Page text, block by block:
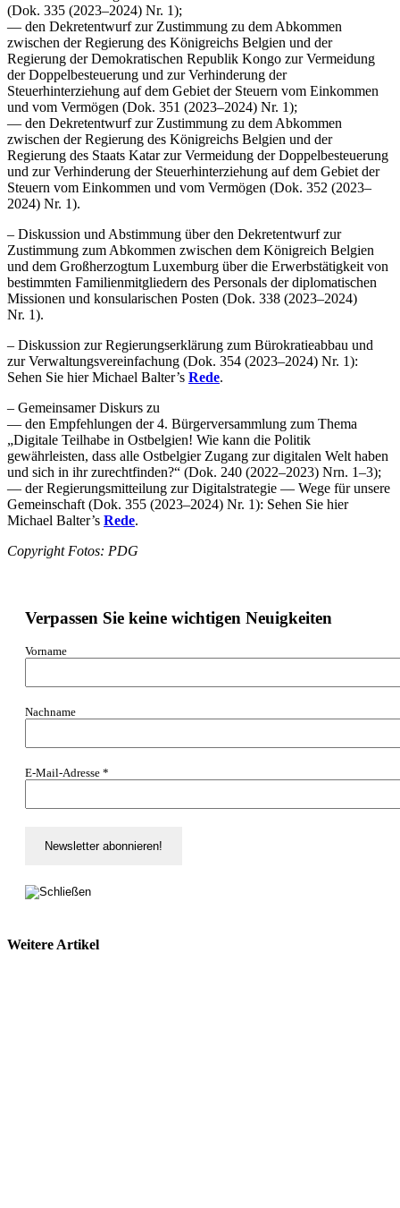
(Dok. 335 (2023–2024) Nr. 1);
— den Dekretentwurf zur Zustimmung zu dem Abkommen
zwischen der Regierung des Königreichs Belgien und der
Regierung der Demokratischen Republik Kongo zur Vermeidung
der Doppelbesteuerung und zur Verhinderung der
Steuerhinterziehung auf dem Gebiet der Steuern vom Einkommen
und vom Vermögen (Dok. 351 (2023–2024) Nr. 1);
— den Dekretentwurf zur Zustimmung zu dem Abkommen
zwischen der Regierung des Königreichs Belgien und der
Regierung des Staats Katar zur Vermeidung der Doppelbesteuerung
und zur Verhinderung der Steuerhinterziehung auf dem Gebiet der
Steuern vom Einkommen und vom Vermögen (Dok. 352 (2023–
2024) Nr. 1).
– Diskussion und Abstimmung über den Dekretentwurf zur
Zustimmung zum Abkommen zwischen dem Königreich Belgien
und dem Großherzogtum Luxemburg über die Erwerbstätigkeit von
bestimmten Familienmitgliedern des Personals der diplomatischen
Missionen und konsularischen Posten (Dok. 338 (2023–2024)
Nr. 1).
– Diskussion zur Regierungserklärung zum Bürokratieabbau und
zur Verwaltungsvereinfachung (Dok. 354 (2023–2024) Nr. 1):
Sehen Sie hier Michael Balter’s Rede.
– Gemeinsamer Diskurs zu
— den Empfehlungen der 4. Bürgerversammlung zum Thema
„Digitale Teilhabe in Ostbelgien! Wie kann die Politik
gewährleisten, dass alle Ostbelgier Zugang zur digitalen Welt haben
und sich in ihr zurechtfinden?“ (Dok. 240 (2022–2023) Nrn. 1–3);
— der Regierungsmitteilung zur Digitalstrategie — Wege für unsere
Gemeinschaft (Dok. 355 (2023–2024) Nr. 1): Sehen Sie hier
Michael Balter’s Rede.
Copyright Fotos: PDG
Verpassen Sie keine wichtigen Neuigkeiten
Vorname
Nachname
E-Mail-Adresse *
Weitere Artikel